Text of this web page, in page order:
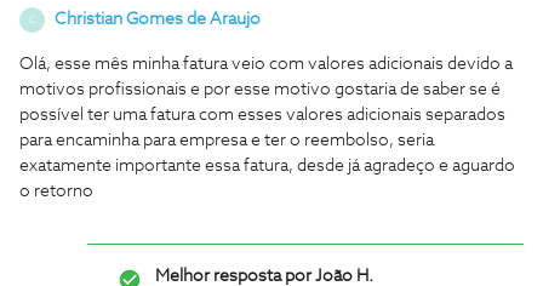
C Christian Gomes de Araujo
Olá, esse mês minha fatura veio com valores adicionais devido a
motivos profissionais e por esse motivo gostaria de saber se é
possível ter uma fatura com esses valores adicionais separados
para encaminha para empresa e ter o reembolso, seria
exatamente importante essa fatura, desde já agradeço e aguardo
o retorno
Melhor resposta porJoão H.